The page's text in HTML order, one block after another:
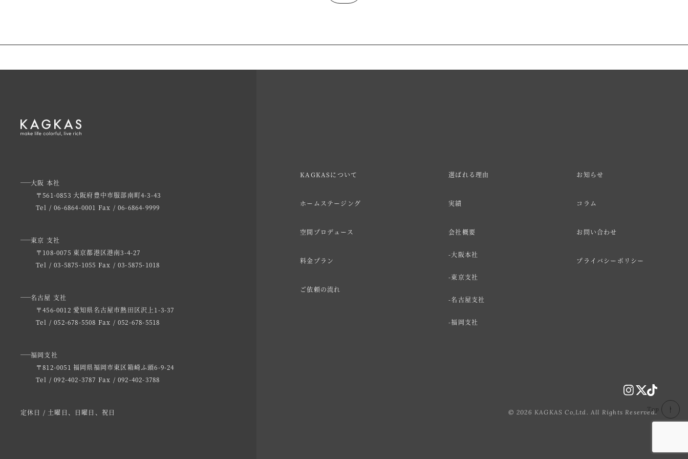
大阪 本社
〒561-0853 大阪府豊中市服部南町4-3-43
Tel / 06-6864-0001 Fax / 06-6864-9999
東京 支社
〒108-0075 東京都港区港南3-4-27
Tel / 03-5875-1055 Fax / 03-5875-1018
名古屋 支社
〒456-0012 愛知県名古屋市熱田区沢上1-3-37
Tel / 052-678-5508 Fax / 052-678-5518
福岡支社
〒812-0051 福岡県福岡市東区箱崎ふ頭6-9-24
Tel / 092-402-3787 Fax / 092-402-3788
定休日 / 土曜日、日曜日、祝日 Top
KAGKASについて
ホームステージング
空間プロデュース
料金プラン
ご依頼の流れ
選ばれる理由
実績
会社概要
大阪本社
東京支社
名古屋支社
福岡支社
お知らせ
コラム
お問い合わせ
プライバシーポリシー
© 2026 KAGKAS Co,Ltd. All Rights Reserved.